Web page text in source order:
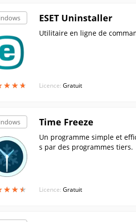
★★★
★★★
ESET Uninstaller
Utilitaire en ligne de
Licence: Gratuit
★★★
★★★
Time Freeze
Un programme simple et
s par des programmes tiers.
Licence: Gratuit